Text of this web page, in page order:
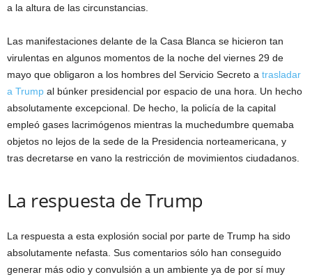
a la altura de las circunstancias.
Las manifestaciones delante de la Casa Blanca se hicieron tan
virulentas en algunos momentos de la noche del viernes 29 de
mayo que obligaron a los hombres del Servicio Secreto a trasladar
a Trump al búnker presidencial por espacio de una hora. Un hecho
absolutamente excepcional. De hecho, la policía de la capital
empleó gases lacrimógenos mientras la muchedumbre quemaba
objetos no lejos de la sede de la Presidencia norteamericana, y
tras decretarse en vano la restricción de movimientos ciudadanos.
La respuesta de Trump
La respuesta a esta explosión social por parte de Trump ha sido
absolutamente nefasta. Sus comentarios sólo han conseguido
generar más odio y convulsión a un ambiente ya de por sí muy